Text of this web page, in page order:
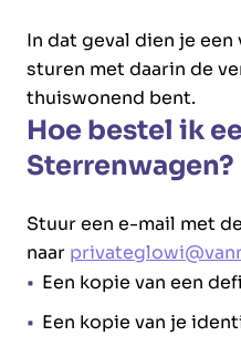
In dat geval dien je
sturen met daarin de
thuiswonend bent.
Hoe bestel ik
Sterrenwagen?
Stuur een e-mail met
naar
Een kopie van een
Een kopie van je